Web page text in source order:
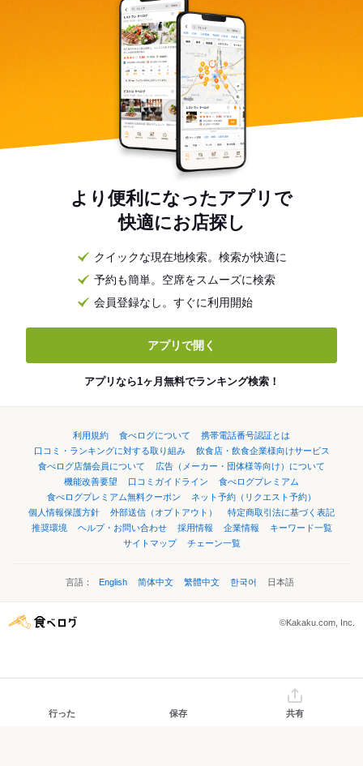
より便利になったアプリで
快適にお店探し
クイックな現在地検索。検索が快適に
予約も簡単。空席をスムーズに検索
会員登録なし。すぐに利用開始
アプリで開く
アプリなら1ヶ月無料でランキング検索！
利用規約 食べログについて
携帯電話番号認証とは
口コミ・ランキングに対する取り組み
飲食店・飲食企業様向けサービス
食べログ店舗会員について
広告（メーカー・団体様等向け）について
機能改善要望
口コミガイドライン
食べログプレミアム
食べログプレミアム無料クーポン
ネット予約（リクエスト予約）
個人情報保護方針
外部送信（オプトアウト）
特定商取引法に基づく表記
推奨環境
ヘルプ・お問い合わせ 採用情報 企業情報
キーワード一覧
サイトマップ
チェーン一覧
言語： English 简体中文 繁體中文 한국어 日本語
©Kakaku.com, Inc.
行った 保存 共有